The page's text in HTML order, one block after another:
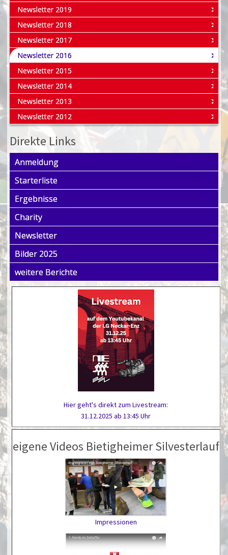
Newsletter 2019
Newsletter 2018
Newsletter 2017
Newsletter 2016
Newsletter 2015
Newsletter 2014
Newsletter 2013
Newsletter 2012
Direkte Links
Anmeldung
Starterliste
Ergebnisse
Charity
Newsletter
Bilder 2025
weitere Berichte
Hier geht's direkt zum Livestream:
31.12.2025 ab 13:45 Uhr
eigene Videos Bietigheimer Silvesterlauf
Impressionen